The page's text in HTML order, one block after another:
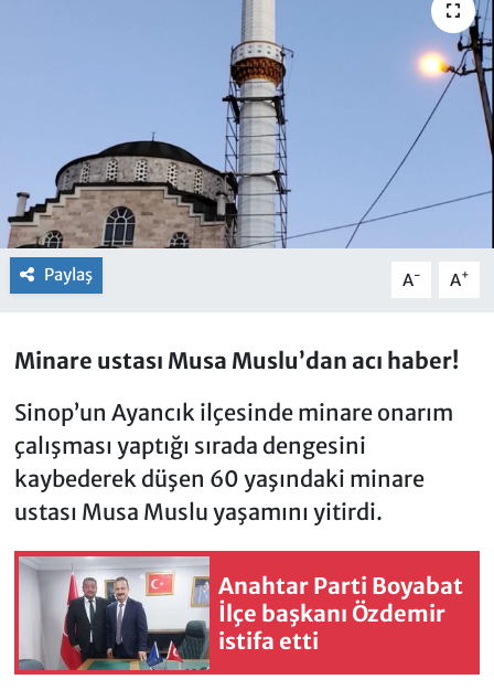
Paylaş A- A+
Minare ustası Musa Muslu’dan acı haber!
Sinop’un Ayancık ilçesinde minare onarım
çalışması yaptığı sırada dengesini
kaybederek düşen 60 yaşındaki minare
ustası Musa Muslu yaşamını yitirdi.
Anahtar Parti Boyabat
İlçe başkanı Özdemir
istifa etti